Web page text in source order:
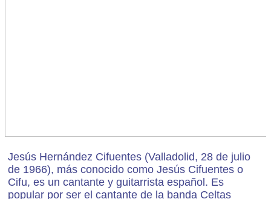
Jesús Hernández Cifuentes (Valladolid, 28 de julio
de 1966), más conocido como Jesús Cifuentes o
Cifu, es un cantante y guitarrista español. Es
popular por ser el cantante de la banda Celtas